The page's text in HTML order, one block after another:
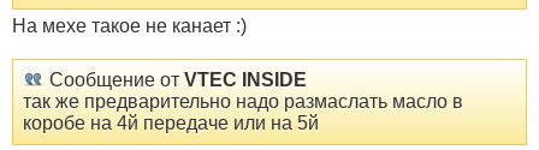
На мехе такое не канает :)
Сообщение от VTEC INSIDE
так же предварительно надо размаслать масло в
коробе на 4й передаче или на 5й